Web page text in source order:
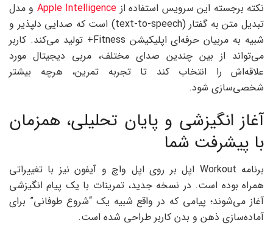
نکته برجسته این سرویس استفاده از Apple Intelligence و مدل
تبدیل متن به گفتار (text-to-speech) است که صدایی دلپذیر و
شبیه به مربیان حرفه‌ای اپلیکیشن Fitness+ تولید می‌کند. کاربر
می‌تواند از بین چندین صدای مختلف، مربی دیجیتال مورد
علاقه‌اش را انتخاب کند تا تجربه تمرین، هرچه بیشتر
شخصی‌سازی شود.
آغاز انگیزشی و پایان تحلیلی، همزمان
با پیشرفت شما
برنامه Workout اپل بر روی اپل واچ و آیفون نیز با تغییراتی
همراه بوده است. در نسخه جدید، تمرینات با یک پیام انگیزشی
آغاز می‌شوند؛ پیامی که در واقع شبیه یک “شروع طوفانی” برای
آماده‌سازی ذهن و بدن کاربر طراحی شده است.